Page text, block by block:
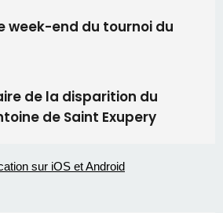
nouvelle Miss Corse 2026
reviendra pas avant 2081
Latino évacué en urgence
Mosimann
du spectacle ?
dans les restaurants